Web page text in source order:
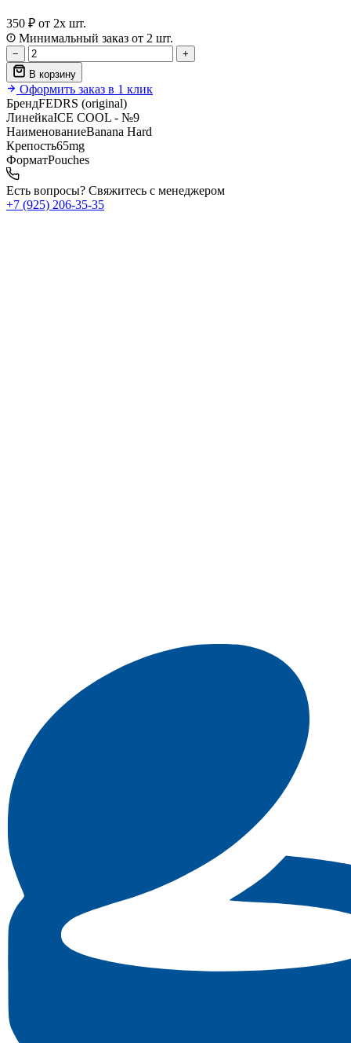
350 ₽ от 2х шт.
Минимальный заказ от 2 шт.
−
+
В корзину
Оформить заказ в 1 клик
БрендFEDRS (original)
ЛинейкаICE COOL - №9
НаименованиеBanana Hard
Крепость65mg
ФорматPouches
Есть вопросы? Свяжитесь с менеджером
+7 (925) 206‑35‑35